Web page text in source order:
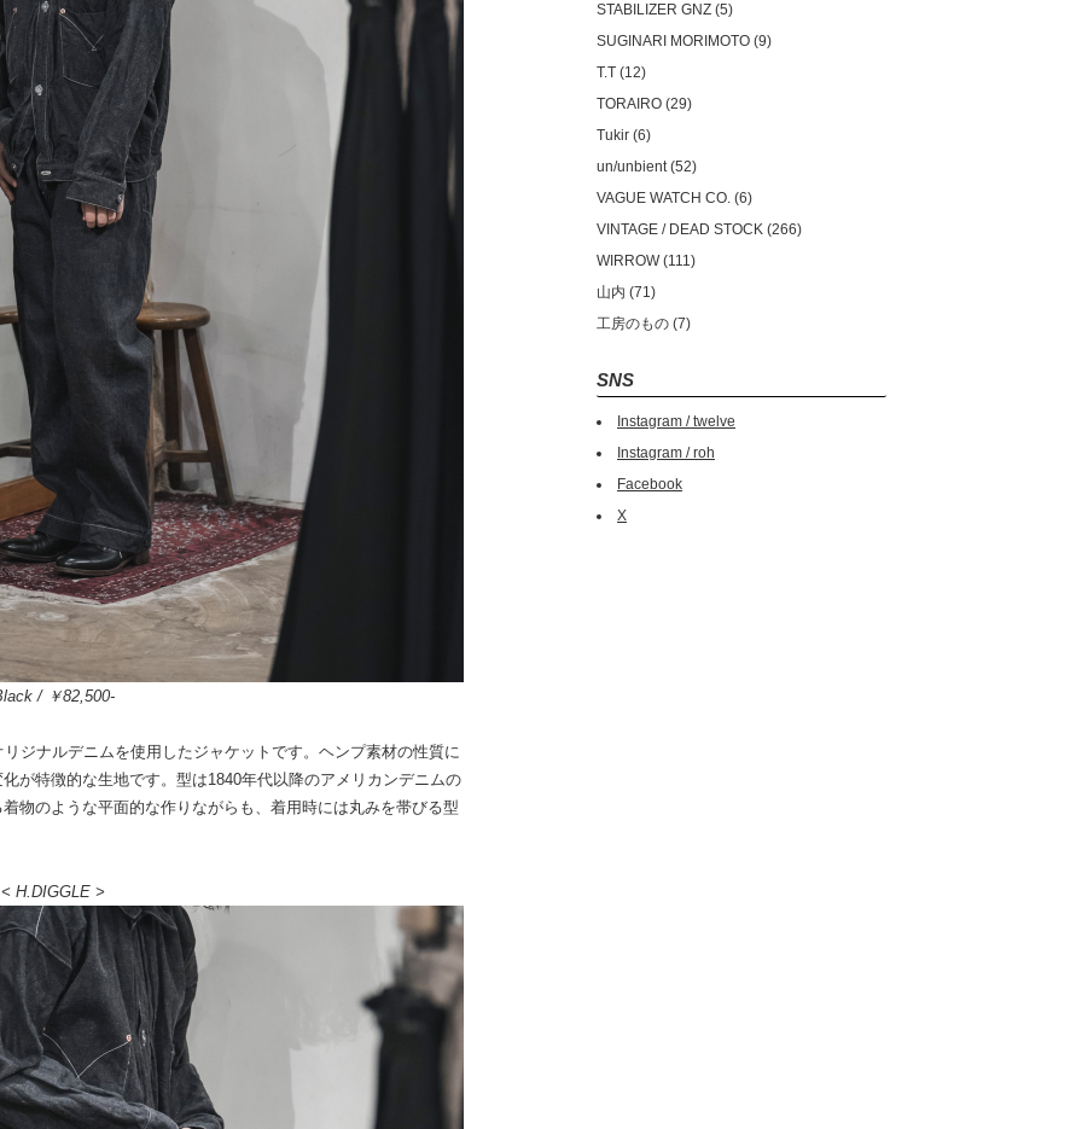
/ ￥82,500-
ジナルデニムを使用したジャケットです。ヘンプ素材の性質に
が特徴的な生地です。型は1840年代以降のアメリカンデニムの
物のような平面的な作りながらも、着用時には丸みを帯びる型
< H.DIGGLE >
STABILIZER GNZ 5
SUGINARI MORIMOTO 9
T.T 12
TORAIRO 29
Tukir 6
un/unbient 52
VAGUE WATCH CO. 6
VINTAGE / DEAD STOCK 266
WIRROW 111
山内 71
工房のもの 7
SNS
Instagram / twelve
Instagram / roh
Facebook
X